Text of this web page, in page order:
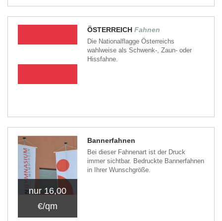
ÖSTERREICH Fahnen
Die Nationalflagge Österreichs
wahlweise als Schwenk-, Zaun- oder
Hissfahne.
nur 16,00
€/qm
Bannerfahnen
Bei dieser Fahnenart ist der Druck
immer sichtbar. Bedruckte Bannerfahnen
in Ihrer Wunschgröße.